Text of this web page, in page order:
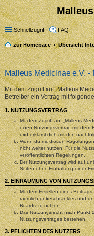
Schnellzugriff FAQ
zur Homepage Übersicht
Malleus Medicinae e.V. -
Mit dem Zugriff auf „Malleus
Betreiber ein Vertrag mit
1. NUTZUNGSVERTRAG
Mit dem Zugriff auf „Malleus
einen Nutzungsvertrag mit dem
und erklärst dich mit den
Wenn du mit diesen
nicht weiter nutzen. Für die
veröffentlichten Regelungen.
Der Nutzungsvertrag wird auf
Seiten ohne Einhaltung einer
2. EINRÄUMUNG VON
Mit dem Erstellen eines
räumlich unbeschränktes und
Boards zu nutzen.
Das Nutzungsrecht nach Punkt
Nutzungsvertrages bestehen.
3. PFLICHTEN DES NUTZERS